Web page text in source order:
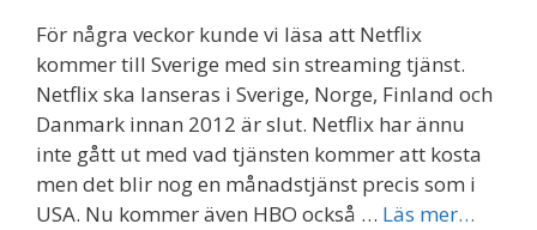
För några veckor kunde vi läsa att Netflix
kommer till Sverige med sin streaming tjänst.
Netflix ska lanseras i Sverige, Norge, Finland och
Danmark innan 2012 är slut. Netflix har ännu
inte gått ut med vad tjänsten kommer att kosta
men det blir nog en månadstjänst precis som i
USA. Nu kommer även HBO också … Läs mer…